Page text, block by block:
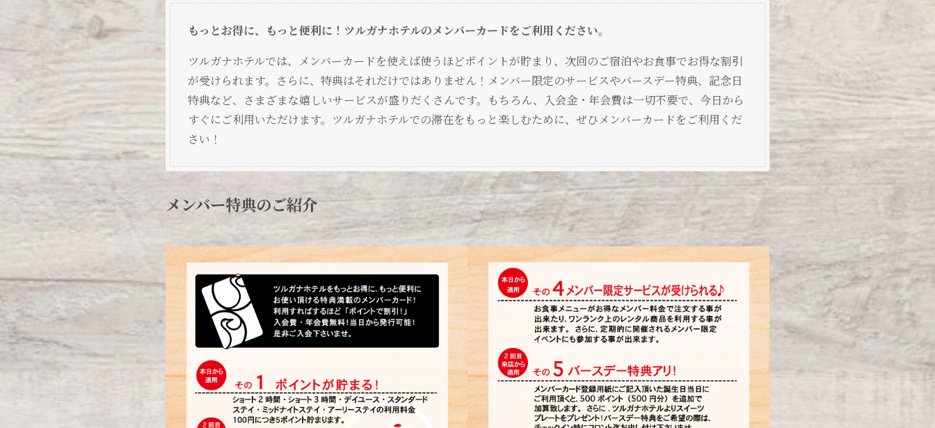
もっとお得に、もっと便利に！ツルガナホテルのメンバーカードをご利用ください。
ツルガナホテルでは、メンバーカードを使えば使うほどポイントが貯まり、次回のご宿泊やお食事でお得な割引
が受けられます。さらに、特典はそれだけではありません！メンバー限定のサービスやバースデー特典、記念日
特典など、さまざまな嬉しいサービスが盛りだくさんです。もちろん、入会金・年会費は一切不要で、今日から
すぐにご利用いただけます。ツルガナホテルでの滞在をもっと楽しむために、ぜひメンバーカードをご利用くだ
さい！
メンバー特典のご紹介